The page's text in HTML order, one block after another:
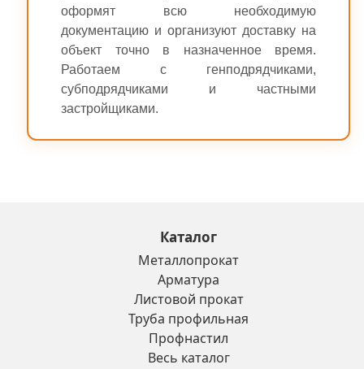
оформят всю необходимую
документацию и организуют доставку на
объект точно в назначенное время.
Работаем с генподрядчиками,
субподрядчиками и частными
застройщиками.
Каталог
Металлопрокат
Арматура
Листовой прокат
Труба профильная
Профнастил
Весь каталог